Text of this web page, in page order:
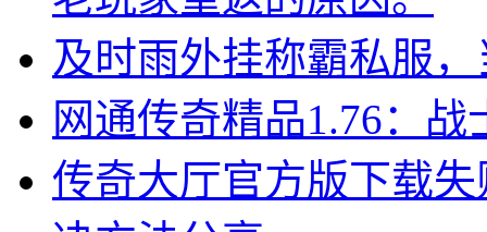
及时雨外挂称霸私服
网通传奇精品1.76：
传奇大厅官方版下载